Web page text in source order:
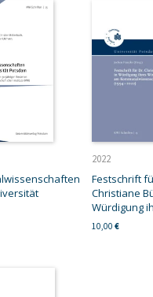
2022
Festschrift
Christiane
Würdigung
10,00 €